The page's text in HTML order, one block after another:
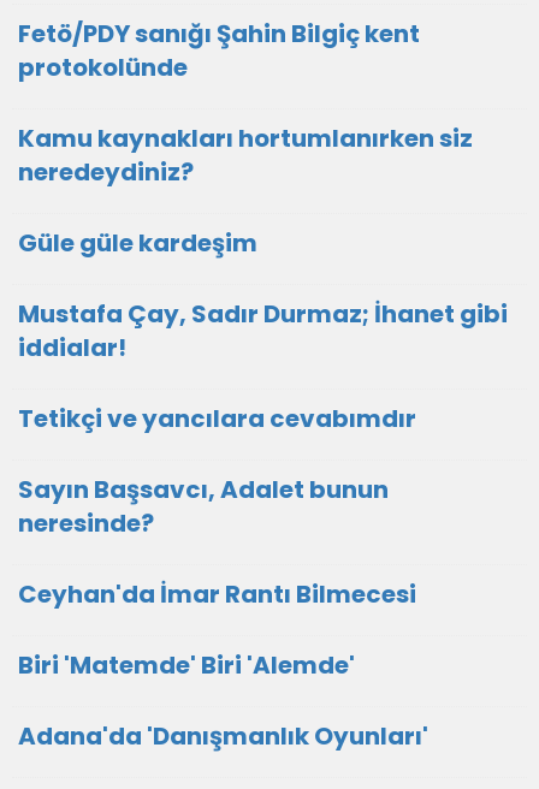
Fetö/PDY sanığı Şahin Bilgiç kent
protokolünde
Kamu kaynakları hortumlanırken siz
neredeydiniz?
Güle güle kardeşim
Mustafa Çay, Sadır Durmaz; İhanet gibi
iddialar!
Tetikçi ve yancılara cevabımdır
Sayın Başsavcı, Adalet bunun
neresinde?
Ceyhan'da İmar Rantı Bilmecesi
Biri 'Matemde' Biri 'Alemde'
Adana'da 'Danışmanlık Oyunları'